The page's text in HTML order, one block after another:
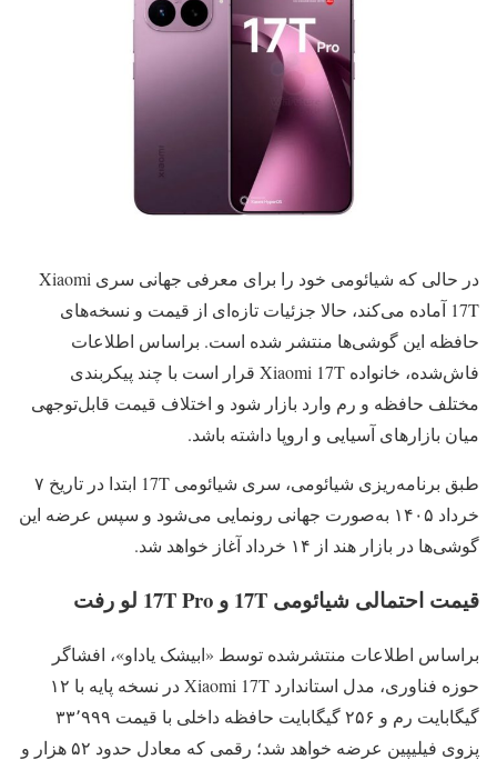
در حالی که شیائومی خود را برای معرفی جهانی سری Xiaomi
17T آماده می‌کند، حالا جزئیات تازه‌ای از قیمت و نسخه‌های
حافظه این گوشی‌ها منتشر شده است. براساس اطلاعات
فاش‌شده، خانواده Xiaomi 17T قرار است با چند پیکربندی
مختلف حافظه و رم وارد بازار شود و اختلاف قیمت قابل‌توجهی
میان بازارهای آسیایی و اروپا داشته باشد.
طبق برنامه‌ریزی شیائومی، سری شیائومی 17T ابتدا در تاریخ ۷
خرداد ۱۴۰۵ به‌صورت جهانی رونمایی می‌شود و سپس عرضه این
گوشی‌ها در بازار هند از ۱۴ خرداد آغاز خواهد شد.
قیمت احتمالی شیائومی 17T و 17T Pro لو رفت
براساس اطلاعات منتشرشده توسط «ابیشک یاداو»، افشاگر
حوزه فناوری، مدل استاندارد Xiaomi 17T در نسخه پایه با ۱۲
گیگابایت رم و ۲۵۶ گیگابایت حافظه داخلی با قیمت ۳۳٬۹۹۹
پزوی فیلیپین عرضه خواهد شد؛ رقمی که معادل حدود ۵۲ هزار و